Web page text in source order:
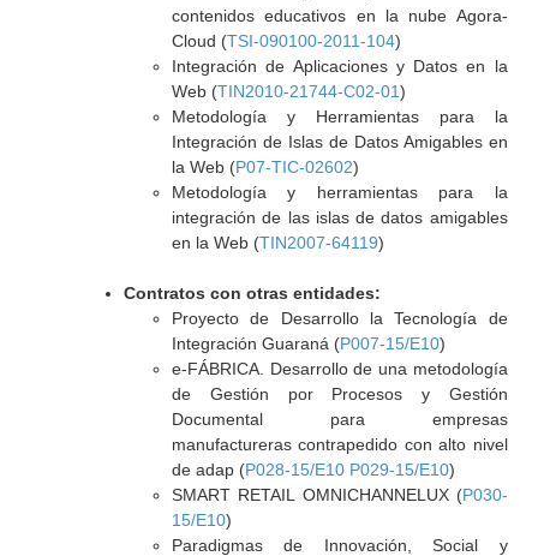
contenidos educativos en la nube Agora-
Cloud (TSI-090100-2011-104)
Integración de Aplicaciones y Datos en la
Web (TIN2010-21744-C02-01)
Metodología y Herramientas para la
Integración de Islas de Datos Amigables en
la Web (P07-TIC-02602)
Metodología y herramientas para la
integración de las islas de datos amigables
en la Web (TIN2007-64119)
Contratos con otras entidades:
Proyecto de Desarrollo la Tecnología de
Integración Guaraná (P007-15/E10)
e-FÁBRICA. Desarrollo de una metodología
de Gestión por Procesos y Gestión
Documental para empresas
manufactureras contrapedido con alto nivel
de adap (P028-15/E10 P029-15/E10)
SMART RETAIL OMNICHANNELUX (P030-
15/E10)
Paradigmas de Innovación, Social y